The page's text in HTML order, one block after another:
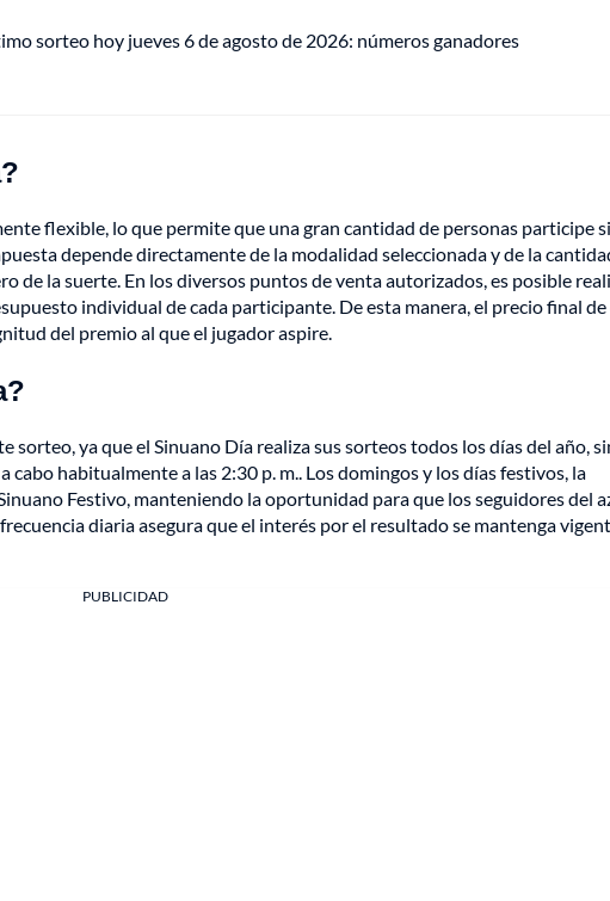
sorteo hoy jueves 6 de agosto de 2026: números ganadores
flexible, lo que permite que una gran cantidad de personas participe
depende directamente de la modalidad seleccionada y de la
de la suerte. En los diversos puntos de venta autorizados, es posible
individual de cada participante. De esta manera, el precio final de
del premio al que el jugador aspire.
sorteo, ya que el Sinuano Día realiza sus sorteos todos los días del año,
cabo habitualmente a las 2:30 p. m.. Los domingos y los días festivos, la
Festivo, manteniendo la oportunidad para que los seguidores del
diaria asegura que el interés por el resultado se mantenga
PUBLICIDAD